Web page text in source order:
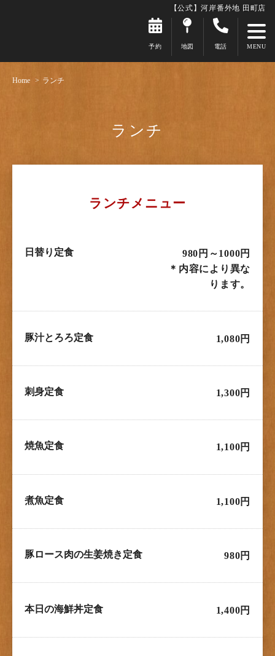
【公式】河岸番外地 田町店
予約 地図 電話
Home ランチ
ランチ
ランチメニュー
日替り定食
980円～1000円
＊内容により異な
ります。
豚汁とろろ定食 1,080円
刺身定食 1,300円
焼魚定食 1,100円
煮魚定食 1,100円
豚ロース肉の生姜焼き定食 980円
本日の海鮮丼定食 1,400円